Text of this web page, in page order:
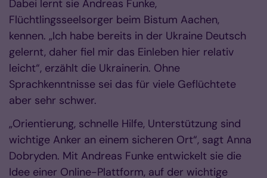
Dabei lernt sie Andreas Funke,
Flüchtlingsseelsorger beim Bistum Aachen,
kennen. „Ich habe bereits in der Ukraine Deutsch
gelernt, daher fiel mir das Einleben hier relativ
leicht“, erzählt die Ukrainerin. Ohne
Sprachkenntnisse sei das für viele Geflüchtete
aber sehr schwer.
„Orientierung, schnelle Hilfe, Unterstützung sind
wichtige Anker an einem sicheren Ort“, sagt Anna
Dobryden. Mit Andreas Funke entwickelt sie die
Idee einer Online-Plattform, auf der wichtige